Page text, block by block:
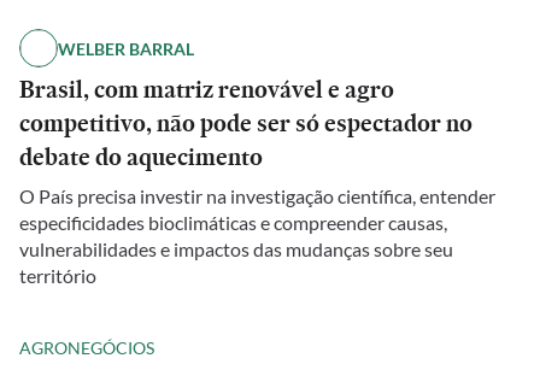
WELBER BARRAL
Brasil, com matriz renovável e agro
competitivo, não pode ser só espectador no
debate do aquecimento
O País precisa investir na investigação científica, entender
especificidades bioclimáticas e compreender causas,
vulnerabilidades e impactos das mudanças sobre seu
território
AGRONEGÓCIOS